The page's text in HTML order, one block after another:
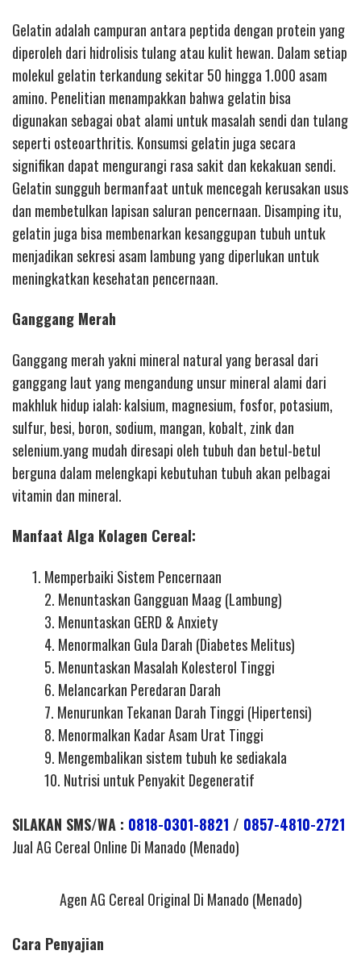
Gelatin adalah campuran antara peptida dengan protein yang
diperoleh dari hidrolisis tulang atau kulit hewan. Dalam setiap
molekul gelatin terkandung sekitar 50 hingga 1.000 asam
amino. Penelitian menampakkan bahwa gelatin bisa
digunakan sebagai obat alami untuk masalah sendi dan tulang
seperti osteoarthritis. Konsumsi gelatin juga secara
signifikan dapat mengurangi rasa sakit dan kekakuan sendi.
Gelatin sungguh bermanfaat untuk mencegah kerusakan usus
dan membetulkan lapisan saluran pencernaan. Disamping itu,
gelatin juga bisa membenarkan kesanggupan tubuh untuk
menjadikan sekresi asam lambung yang diperlukan untuk
meningkatkan kesehatan pencernaan.
Ganggang Merah
Ganggang merah yakni mineral natural yang berasal dari
ganggang laut yang mengandung unsur mineral alami dari
makhluk hidup ialah: kalsium, magnesium, fosfor, potasium,
sulfur, besi, boron, sodium, mangan, kobalt, zink dan
selenium.yang mudah diresapi oleh tubuh dan betul-betul
berguna dalam melengkapi kebutuhan tubuh akan pelbagai
vitamin dan mineral.
Manfaat Alga Kolagen Cereal:
Memperbaiki Sistem Pencernaan
2. Menuntaskan Gangguan Maag (Lambung)
3. Menuntaskan GERD & Anxiety
4. Menormalkan Gula Darah (Diabetes Melitus)
5. Menuntaskan Masalah Kolesterol Tinggi
6. Melancarkan Peredaran Darah
7. Menurunkan Tekanan Darah Tinggi (Hipertensi)
8. Menormalkan Kadar Asam Urat Tinggi
9. Mengembalikan sistem tubuh ke sediakala
10. Nutrisi untuk Penyakit Degeneratif
SILAKAN SMS/WA : 0818-0301-8821 / 0857-4810-2721
Jual AG Cereal Online Di Manado (Menado)
Agen AG Cereal Original Di Manado (Menado)
Cara Penyajian